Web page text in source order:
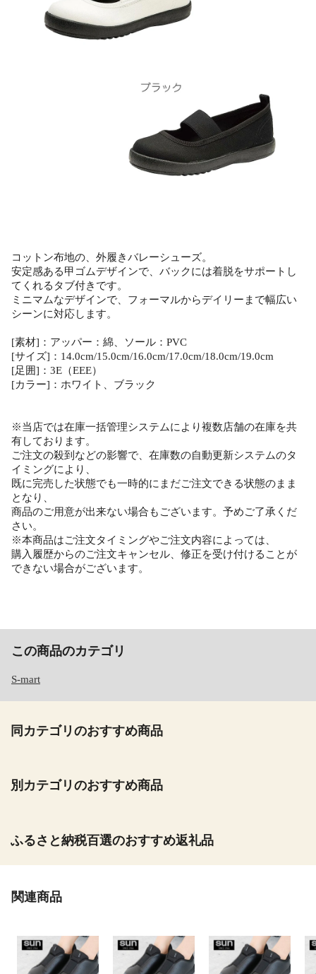
コットン布地の、外履きバレーシューズ。
安定感ある甲ゴムデザインで、バックには着脱をサポートし
てくれるタブ付きです。
ミニマムなデザインで、フォーマルからデイリーまで幅広い
シーンに対応します。
[素材]：アッパー：綿、ソール：PVC
[サイズ]：14.0cm/15.0cm/16.0cm/17.0cm/18.0cm/19.0cm
[足囲]：3E（EEE）
[カラー]：ホワイト、ブラック
※当店では在庫一括管理システムにより複数店舗の在庫を共
有しております。
ご注文の殺到などの影響で、在庫数の自動更新システムのタ
イミングにより、
既に完売した状態でも一時的にまだご注文できる状態のまま
となり、
商品のご用意が出来ない場合もございます。予めご了承くだ
さい。
※本商品はご注文タイミングやご注文内容によっては、
購入履歴からのご注文キャンセル、修正を受け付けることが
できない場合がございます。
この商品のカテゴリ
S-mart
同カテゴリのおすすめ商品
別カテゴリのおすすめ商品
ふるさと納税百選のおすすめ返礼品
関連商品